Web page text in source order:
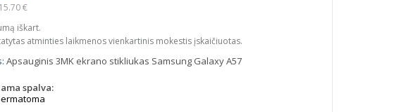
€
iškart.
atminties laikmenos vienkartinis mokestis įskaičiuotas.
Apsauginis 3MK ekrano stikliukas Samsung Galaxy A57
spalva: